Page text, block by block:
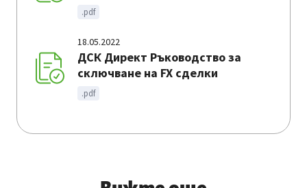
.pdf
18.05.2022
ДСК Директ Ръководство за
сключване на FX сделки
.pdf